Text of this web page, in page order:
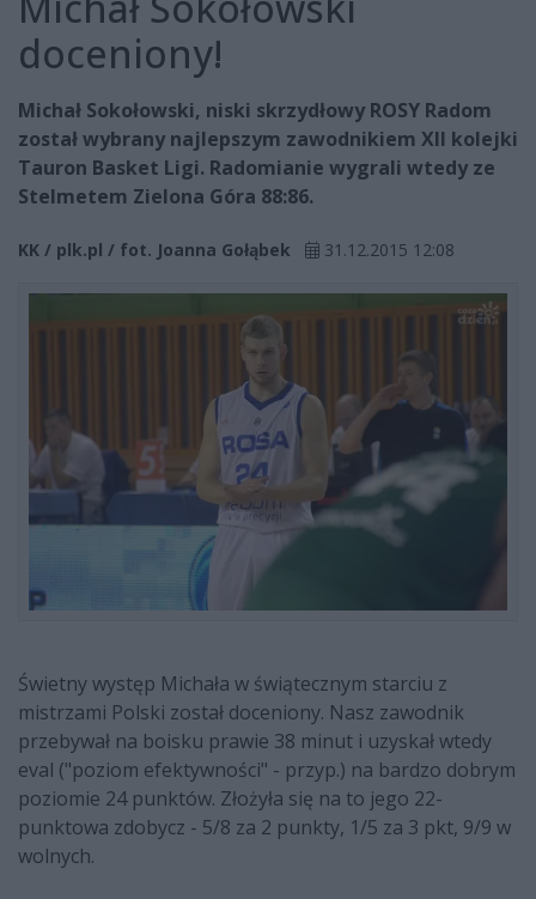
doceniony!
Michał Sokołowski, niski skrzydłowy ROSY Radom
został wybrany najlepszym zawodnikiem XII kolejki
Tauron Basket Ligi. Radomianie wygrali wtedy ze
Stelmetem Zielona Góra 88:86.
KK / plk.pl / fot. Joanna Gołąbek 31.12.2015 12:08
Świetny występ Michała w świątecznym starciu z
mistrzami Polski został doceniony. Nasz zawodnik
przebywał na boisku prawie 38 minut i uzyskał wtedy
eval ("poziom efektywności" - przyp.) na bardzo dobrym
poziomie 24 punktów. Złożyła się na to jego 22-
punktowa zdobycz - 5/8 za 2 punkty, 1/5 za 3 pkt, 9/9 w
wolnych.